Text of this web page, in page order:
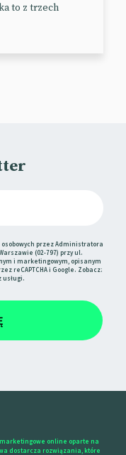
to z trzech
przez Administratora
(02-797) przy ul.
i marketingowym, opisanym
reCAPTCHA i Google. Zobacz:
usługi.
online oparte na
dostarcza rozwiązania, które